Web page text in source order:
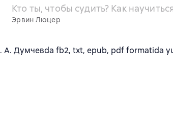
Кто ты, чтобы судить? Как
Эрвин Люцер
А. Думчевda fb2, txt, epub, pdf formatida